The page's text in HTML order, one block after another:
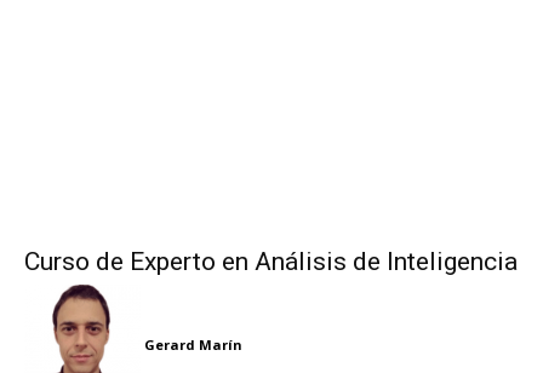
Curso de Experto en Análisis de Inteligencia
Gerard Marín